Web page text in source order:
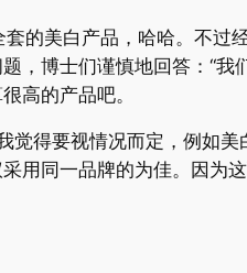
美白产品，哈哈。不过
，博士们谨慎地回答：“我
高的产品吧。
得要视情况而定，例如美
用同一品牌的为佳。因为